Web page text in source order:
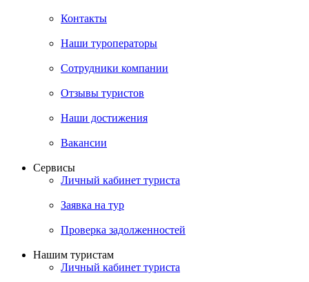
Контакты
Наши туроператоры
Сотрудники компании
Отзывы туристов
Наши достижения
Вакансии
Сервисы
Личный кабинет туриста
Заявка на тур
Проверка задолженностей
Нашим туристам
Личный кабинет туриста